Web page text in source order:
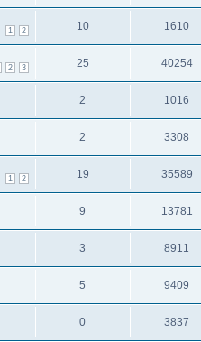
1 2 10 1610
2 3 25 40254
2 1016
2 3308
1 2 19 35589
9 13781
3 8911
5 9409
0 3837